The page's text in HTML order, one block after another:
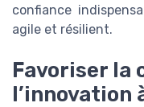
confiance
agile et résilient.
Favoriser la
l’innovation